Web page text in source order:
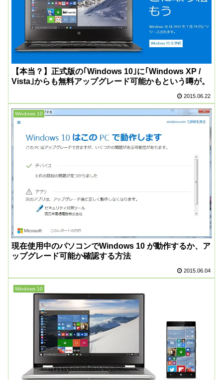
【本当？】正式版の｢Windows 10｣に｢Windows XP /
Vista｣からも無料アップグレード可能かもという噂が。
2015.06.22
Windows 10
現在使用中のパソコンでWindows 10 が動作するか、ア
ップグレード可能か確認する方法
2015.06.04
Windows 10